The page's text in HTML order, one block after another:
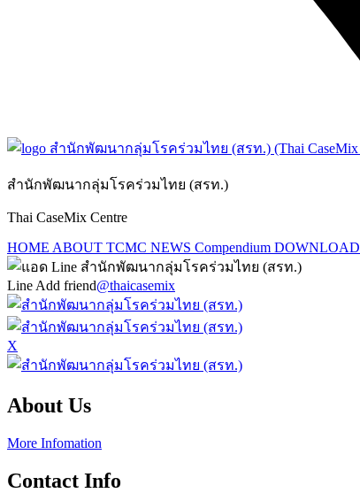
สำนักพัฒนากลุ่มโรคร่วมไทย (สรท.)
Thai CaseMix Centre
HOME ABOUT TCMC NEWS Compendium DOWNLOAD
Line Add friend@thaicasemix
X
About Us
More Infomation
Contact Info